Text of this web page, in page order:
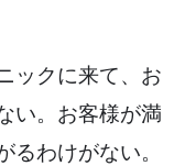
ックに来て、お
い。お客様が満
るわけがない。